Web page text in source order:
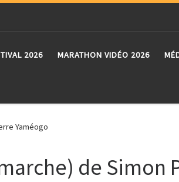
2026 MARATHON VIDÉO 2026
Yaméogo
de Simon